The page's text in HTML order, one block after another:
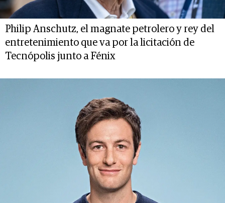
Philip Anschutz, el magnate petrolero y rey del
entretenimiento que va por la licitación de
Tecnópolis junto a Fénix